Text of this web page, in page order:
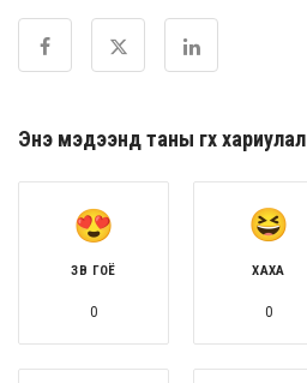
Энэ мэдээнд таны өгөх хариулал
ЗӨВ ГОЁ
0
ХАХА
0